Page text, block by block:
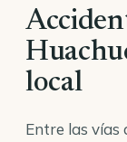
local
Entre las vías